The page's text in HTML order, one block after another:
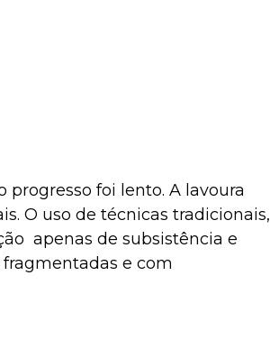
progresso foi lento. A lavoura
O uso de técnicas tradicionais,
apenas de subsistência e
e com